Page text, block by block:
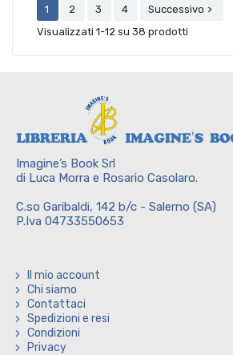
1 2 3 4 Successivo 
Visualizzati 1-12 su 38 prodotti
Imagine’s Book Srl
di Luca Morra e Rosario Casolaro.
C.so Garibaldi, 142 b/c - Salerno (SA)
P.Iva 04733550653
Il mio account
Chi siamo
Contattaci
Spedizioni e resi
Condizioni
Privacy